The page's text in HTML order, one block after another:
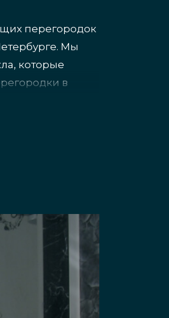
перегородок
Мы
которые
в
из
для
«под